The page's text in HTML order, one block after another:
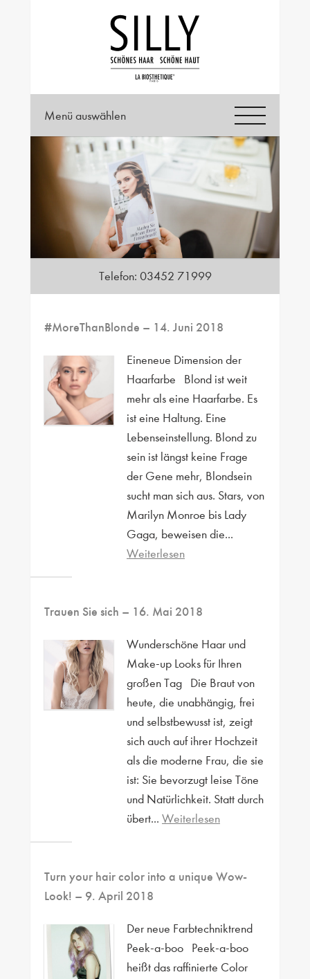
Menü auswählen
Telefon: 03452 71999
#MoreThanBlonde – 14. Juni 2018
Eineneue Dimension der
Haarfarbe Blond ist weit
mehr als eine Haarfarbe. Es
ist eine Haltung. Eine
Lebenseinstellung. Blond zu
sein ist längst keine Frage
der Gene mehr, Blondsein
sucht man sich aus. Stars, von
Marilyn Monroe bis Lady
Gaga, beweisen die...
Weiterlesen
Trauen Sie sich – 16. Mai 2018
Wunderschöne Haar und
Make-up Looks für Ihren
großen Tag Die Braut von
heute, die unabhängig, frei
und selbstbewusst ist, zeigt
sich auch auf ihrer Hochzeit
als die moderne Frau, die sie
ist: Sie bevorzugt leise Töne
und Natürlichkeit. Statt durch
übert... Weiterlesen
Turn your hair color into a unique Wow-
Look! – 9. April 2018
Der neue Farbtechniktrend
Peek-a-boo Peek-a-boo
heißt das raffinierte Color